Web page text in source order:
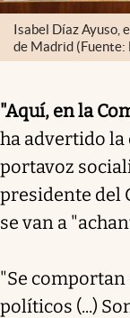
Isabel Díaz Ayuso,
de Madrid (Fuente:
"Aquí, en la
ha advertido
portavoz
presidente del
se van a
"Se
políticos (...)